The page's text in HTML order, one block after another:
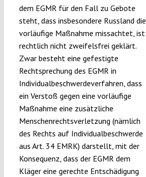
dem EGMR für den Fall zu Gebote
steht, dass insbesondere Russland die
vorläufige Maßnahme missachtet, ist
rechtlich nicht zweifelsfrei geklärt.
Zwar besteht eine gefestigte
Rechtsprechung des EGMR in
Individualbeschwerdeverfahren, dass
ein Verstoß gegen eine vorläufige
Maßnahme eine zusätzliche
Menschenrechtsverletzung (nämlich
des Rechts auf Individualbeschwerde
aus Art. 34 EMRK) darstellt, mit der
Konsequenz, dass der EGMR dem
Kläger eine gerechte Entschädigung